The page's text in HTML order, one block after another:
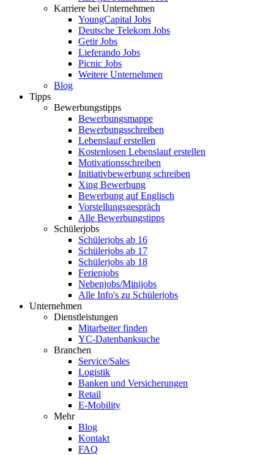
Karriere bei Unternehmen
YoungCapital Jobs
Deutsche Telekom Jobs
Getir Jobs
Lieferando Jobs
Picnic Jobs
Weitere Unternehmen
Blog
Tipps
Bewerbungstipps
Bewerbungsmappe
Bewerbungsschreiben
Lebenslauf erstellen
Kostenlosen Lebenslauf erstellen
Motivationsschreiben
Initiativbewerbung schreiben
Xing Bewerbung
Bewerbung auf Englisch
Vorstellungsgespräch
Alle Bewerbungstipps
Schülerjobs
Schülerjobs ab 16
Schülerjobs ab 17
Schülerjobs ab 18
Ferienjobs
Nebenjobs/Minijobs
Alle Info's zu Schülerjobs
Unternehmen
Dienstleistungen
Mitarbeiter finden
YC-Datenbanksuche
Branchen
Service/Sales
Logistik
Banken und Versicherungen
Retail
E-Mobility
Mehr
Blog
Kontakt
FAQ